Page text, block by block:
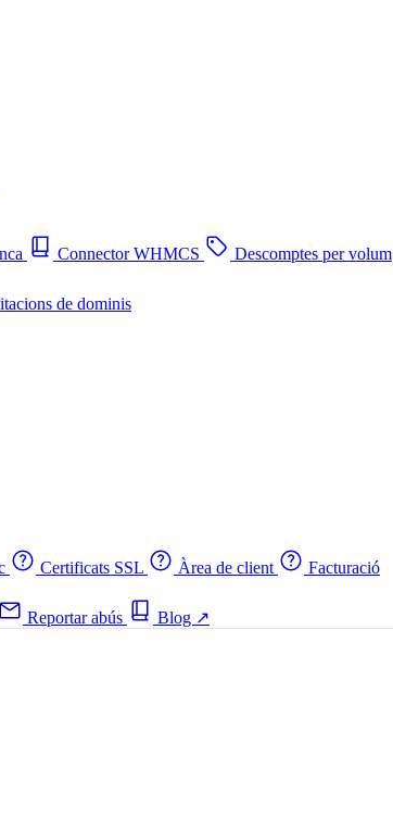
Connector WHMCS
Descomptes per volum
de dominis
Certificats SSL Àrea de client
Facturació
Reportar abús Blog ↗